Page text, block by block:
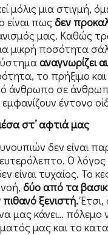
μόλις μια
είναι πωςδεν
μας. Καθώς
μικρή ποσότητα
αναγνωρίζει
το πρήξιμο
άνθρωπο σε
έντονο
στ’ αφτιά μας
δεν είναι
Ο
τυχαίος. Το
δύο από τα
ξενιστή.
μας κάνει…
μας και το